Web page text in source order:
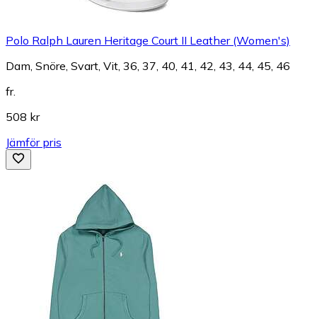
Polo Ralph Lauren Heritage Court II Leather (Women's)
Dam, Snöre, Svart, Vit, 36, 37, 40, 41, 42, 43, 44, 45, 46
fr.
508 kr
Jämför pris